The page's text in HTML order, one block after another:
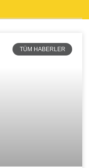
TÜM HABERLER